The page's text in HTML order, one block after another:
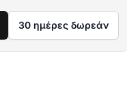
30 ημέρες δωρεάν